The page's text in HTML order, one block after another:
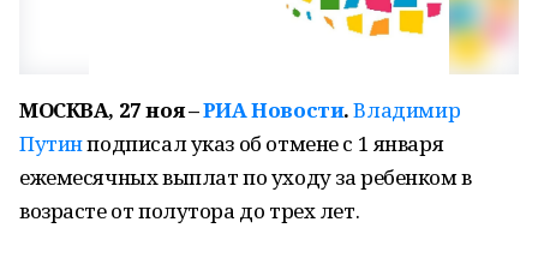
МОСКВА, 27 ноя –РИА Новости.Владимир
Путинподписал указ об отмене с 1 января
ежемесячных выплат по уходу за ребенком в
возрасте от полутора до трех лет.